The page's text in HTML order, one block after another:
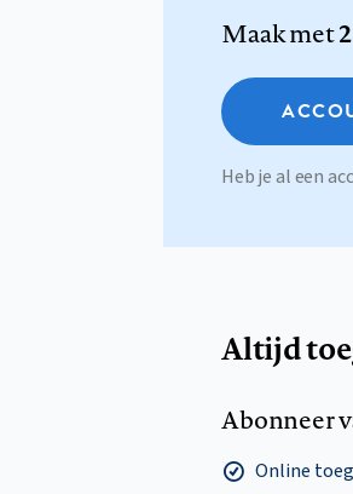
Maak met
Heb je al een
Altijd
Abonneer
Online